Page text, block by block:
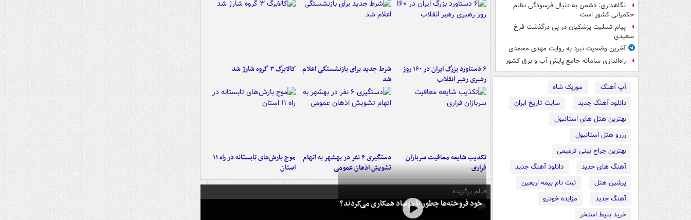
نگاهداری: دشمن به دنبال فرسودگی نظام
حکمرانی کشور است
پیام تسلیت پزشکیان در پی درگذشت فرخ
سعیدی
آخرین وضعیت نبرد به روایت مهدی محمدی
راه‌اندازی سامانه جامع پایش آب و برق کشور
آپ آهنگ
موزیک شاه
دانلود آهنگ جدید
سایت تاریخ ایران
بهترین هتل های استانبول
رزرو هتل استانبول
بهترین جراح بینی ترمیمی
آهنگ های جدید
دانلود آهنگ جدید
پرشین هتل
ثبت نام بیمه اربعین
آهنگ جدید
مزایده خودرو
خرید بلیط استخر
۶ دستاورد بزرگ ایران در ۱۶۰ روز
رهبری رهبر انقلاب
شرط جدید برای بازنشستگی اعلام
شد
کالابرگ ۳ گروه شارژ شد
تکذیب شایعه معافیت سربازان
فراری
دستگیری ۶ نفر در بهشهر به اتهام
تشویش اذهان عمومی
موج بارش‌های تابستانه در راه ۱۱
استان
فیلم برگزیده
خود فروخته‌ها چطور با موساد همکاری می‌کردند؟